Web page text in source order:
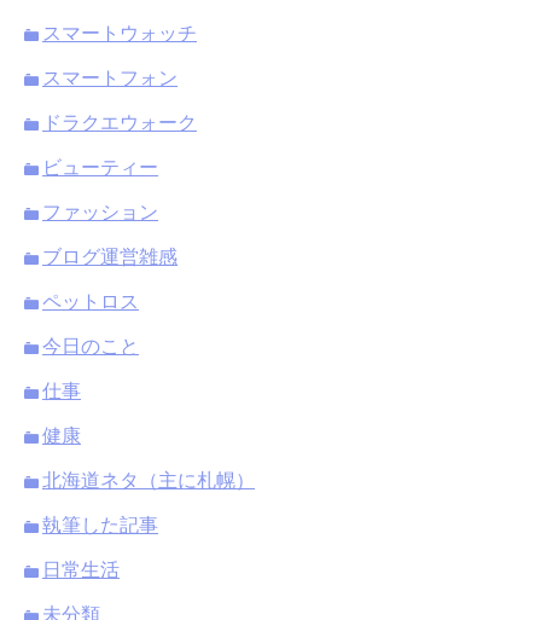
スマートウォッチ
スマートフォン
ドラクエウォーク
ビューティー
ファッション
ブログ運営雑感
ペットロス
今日のこと
仕事
健康
北海道ネタ（主に札幌）
執筆した記事
日常生活
未分類